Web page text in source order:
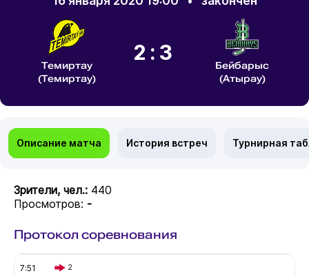
Темиртау
(Темиртау)
2:3
Бейбарыс
(Атырау)
Описание матча История встреч Турнирная
Зрители, чел.: 440
Просмотров: -
Протокол соревнования
7:51 2